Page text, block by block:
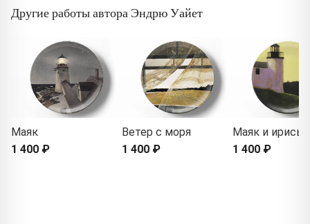
Другие работы автора Эндрю Уайет
Маяк
1 400 ₽
Ветер с моря
1 400 ₽
Маяк и ирисы
1 400 ₽